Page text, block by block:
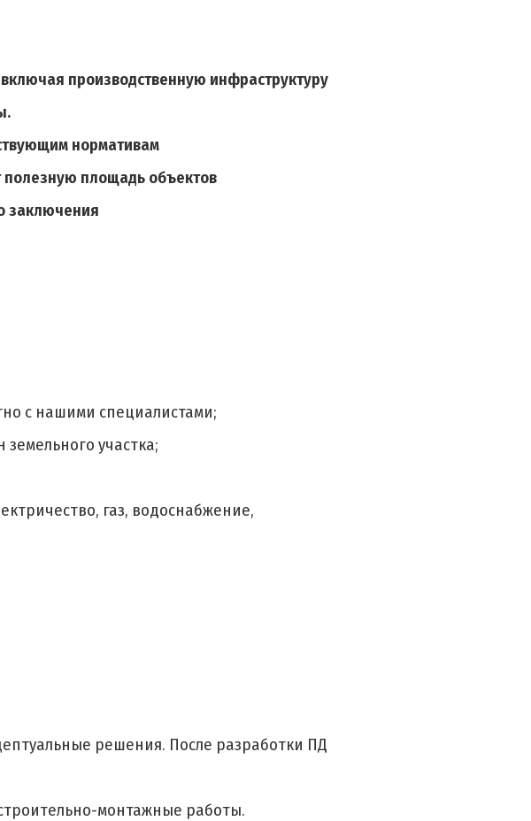
производственную инфраструктуру
нормативам
площадь объектов
заключения
с нашими специалистами;
участка;
газ, водоснабжение,
решения. После разработки ПД
монтажные работы.